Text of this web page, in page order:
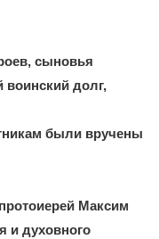
сыновья
воинский долг,
были вручены
Максим
и духовного